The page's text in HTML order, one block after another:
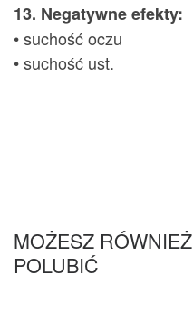
13. Negatywne efekty:
• suchość oczu
• suchość ust.
MOŻESZ RÓWNIEŻ
POLUBIĆ